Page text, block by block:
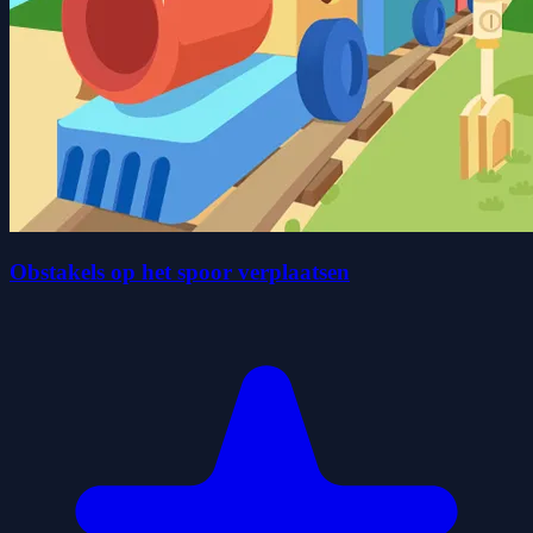
Obstakels op het spoor verplaatsen